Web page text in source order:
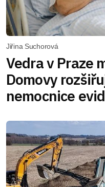
Jiřina Suchorová
Vedra v Praze
Domovy
nemocnice